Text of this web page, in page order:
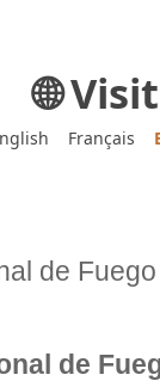
🌐
Français
de
de